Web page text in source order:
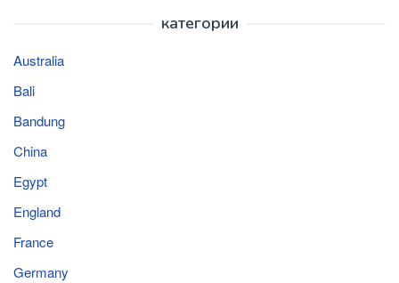
категории
Australia
Bali
Bandung
China
Egypt
England
France
Germany